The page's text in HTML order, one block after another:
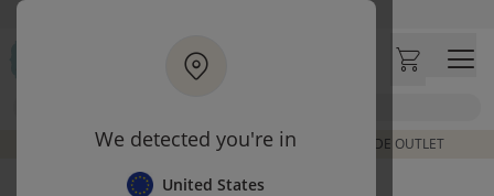
We detected you're in
United States
Ga naar hoofdinhoud
Klantbeoordelingen
DE LAATSTE ITEMS UIT VORIGE COLLECTIES | SHOP DE OUTLET